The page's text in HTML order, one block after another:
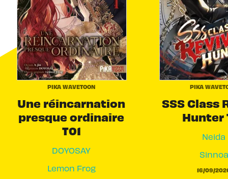
PIKA WAVETOON
Une réincarnation
presque ordinaire
T01
DOYOSAY
Lemon Frog
PIKA
SSS Class
Hunter
Neida
Sinnoa
16/09/